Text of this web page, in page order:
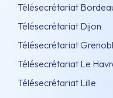
Télésecrétariat
Télésecrétariat Dijon
Télésecrétariat
Télésecrétariat Le
Télésecrétariat Lille